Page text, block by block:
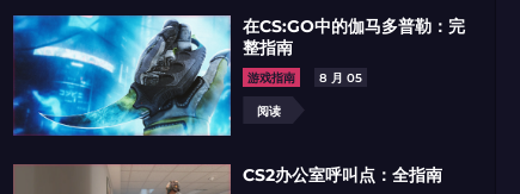
在CS:GO中的伽马多普勒：完
整指南
游戏指南
8 月 05
阅读
CS2办公室呼叫点：全指南